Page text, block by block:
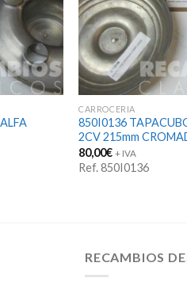
CARROCERIA
850I0136
2CV 215mm
80,00€ + IVA
Ref. 850I0136
RECAMBIOS